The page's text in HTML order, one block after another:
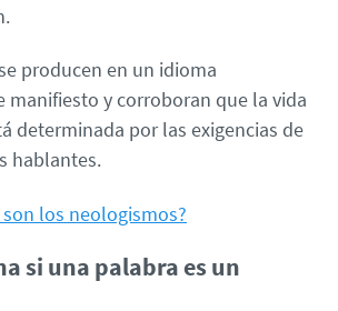
producen en un idioma
manifiesto y corroboran que la vida
determinada por las exigencias de
hablantes.
son los neologismos?
si una palabra es un